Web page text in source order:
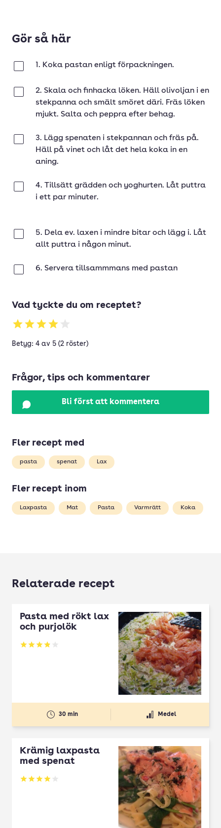
Gör så här
1. Koka pastan enligt förpackningen.
2. Skala och finhacka löken. Häll olivoljan i en
stekpanna och smält smöret däri. Fräs löken
mjukt. Salta och peppra efter behag.
3. Lägg spenaten i stekpannan och fräs på.
Häll på vinet och låt det hela koka in en
aning.
4. Tillsätt grädden och yoghurten. Låt puttra
i ett par minuter.
5. Dela ev. laxen i mindre bitar och lägg i. Låt
allt puttra i någon minut.
6. Servera tillsammmans med pastan
Vad tyckte du om receptet?
Betyg: 4 av 5 (2 röster)
Frågor, tips och kommentarer
Bli först att kommentera
Fler recept med
pasta spenat Lax
Fler recept inom
Laxpasta Mat Pasta Varmrätt Koka
Relaterade recept
Pasta med rökt lax
och purjolök
Betyg: 3.89 av 5
30 min Medel
Krämig laxpasta
med spenat
Betyg: 4 av 5